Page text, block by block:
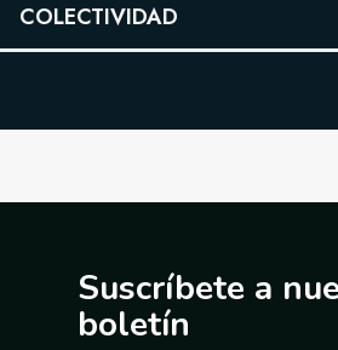
COLECTIVIDAD
Suscríbete a
boletín